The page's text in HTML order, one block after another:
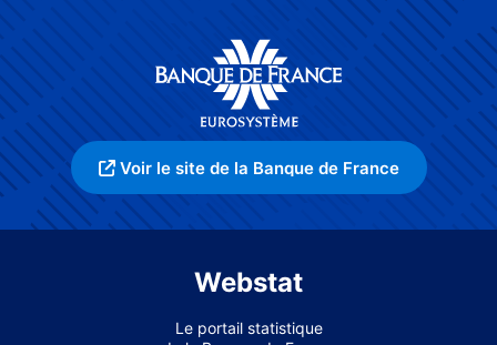
Voir le site de la Banque de France
Webstat
Le portail statistique